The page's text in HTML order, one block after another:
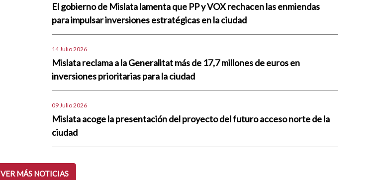
El gobierno de Mislata lamenta que PP y VOX rechacen las enmiendas
para impulsar inversiones estratégicas en la ciudad
14 Julio 2026
Mislata reclama a la Generalitat más de 17,7 millones de euros en
inversiones prioritarias para la ciudad
09 Julio 2026
Mislata acoge la presentación del proyecto del futuro acceso norte de la
ciudad
VER MÁS NOTICIAS